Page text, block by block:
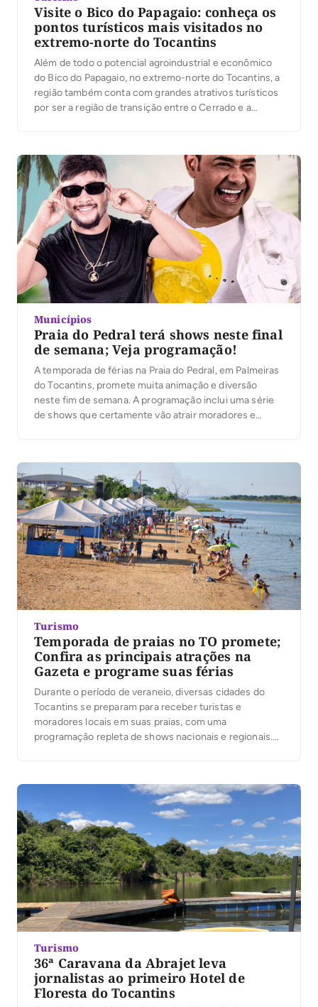
Visite o Bico do Papagaio: conheça os
pontos turísticos mais visitados no
extremo-norte do Tocantins
Além de todo o potencial agroindustrial e econômico
do Bico do Papagaio, no extremo-norte do Tocantins, a
região também conta com grandes atrativos turísticos
por ser a região de transição entre o Cerrado e a
conforto, descanso e lazer. O deputado […]
Municípios
Praia do Pedral terá shows neste final
de semana; Veja programação!
A temporada de férias na Praia do Pedral, em Palmeiras
do Tocantins, promete muita animação e diversão
neste fim de semana. A programação inclui uma série
de shows que certamente vão atrair moradores e
Alessandro. […]
Turismo
Temporada de praias no TO promete;
Confira as principais atrações na
Gazeta e programe suas férias
Durante o período de veraneio, diversas cidades do
Tocantins se preparam para receber turistas e
moradores locais em suas praias, com uma
programação repleta de shows nacionais e regionais.
Pedro Afonso apresenta uma série de shows para
animar os frequentadores: •05/07: Mari […]
Turismo
36ª Caravana da Abrajet leva
jornalistas ao primeiro Hotel de
Floresta do Tocantins